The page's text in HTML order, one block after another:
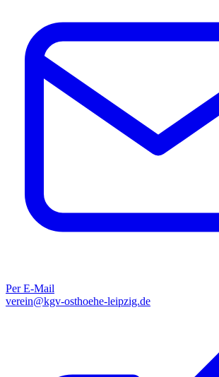
Per E-Mail
verein@kgv-osthoehe-leipzig.de